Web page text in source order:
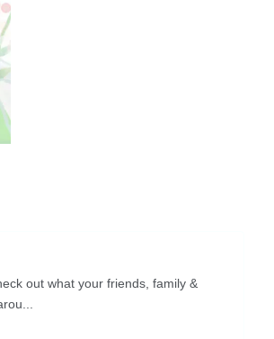
out what your friends, family &